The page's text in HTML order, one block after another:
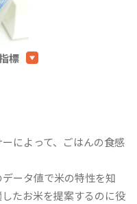
標
によって、ごはんの食感
ータ値で米の特性を知
たお米を提案するのに役